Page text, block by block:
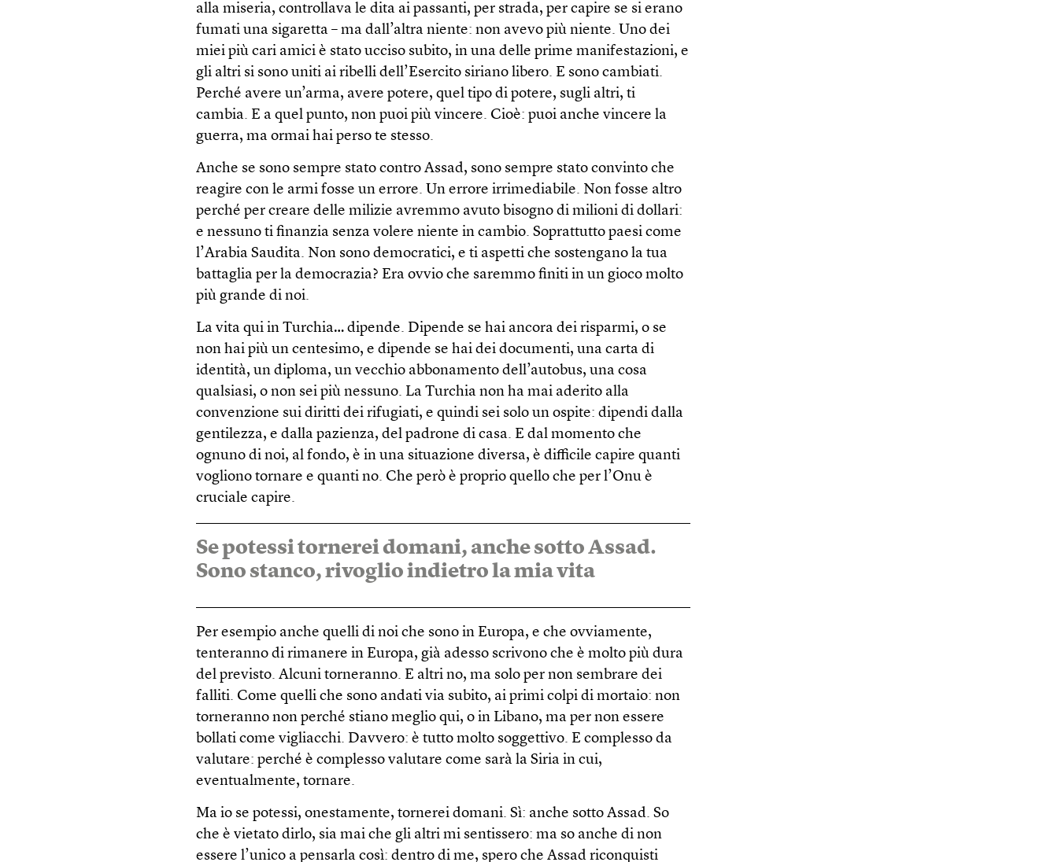
alla miseria, controllava le dita ai passanti, per strada, per capire se si erano
fumati una sigaretta – ma dall’altra niente: non avevo più niente. Uno dei
miei più cari amici è stato ucciso subito, in una delle prime manifestazioni, e
gli altri si sono uniti ai ribelli dell’Esercito siriano libero. E sono cambiati.
Perché avere un’arma, avere potere, quel tipo di potere, sugli altri, ti
cambia. E a quel punto, non puoi più vincere. Cioè: puoi anche vincere la
guerra, ma ormai hai perso te stesso.
Anche se sono sempre stato contro Assad, sono sempre stato convinto che
reagire con le armi fosse un errore. Un errore irrimediabile. Non fosse altro
perché per creare delle milizie avremmo avuto bisogno di milioni di dollari:
e nessuno ti finanzia senza volere niente in cambio. Soprattutto paesi come
l’Arabia Saudita. Non sono democratici, e ti aspetti che sostengano la tua
battaglia per la democrazia? Era ovvio che saremmo finiti in un gioco molto
più grande di noi.
La vita qui in Turchia… dipende. Dipende se hai ancora dei risparmi, o se
non hai più un centesimo, e dipende se hai dei documenti, una carta di
identità, un diploma, un vecchio abbonamento dell’autobus, una cosa
qualsiasi, o non sei più nessuno. La Turchia non ha mai aderito alla
convenzione sui diritti dei rifugiati, e quindi sei solo un ospite: dipendi dalla
gentilezza, e dalla pazienza, del padrone di casa. E dal momento che
ognuno di noi, al fondo, è in una situazione diversa, è difficile capire quanti
vogliono tornare e quanti no. Che però è proprio quello che per l’Onu è
cruciale capire.
Se potessi tornerei domani, anche sotto Assad.
Sono stanco, rivoglio indietro la mia vita
Per esempio anche quelli di noi che sono in Europa, e che ovviamente,
tenteranno di rimanere in Europa, già adesso scrivono che è molto più dura
del previsto. Alcuni torneranno. E altri no, ma solo per non sembrare dei
falliti. Come quelli che sono andati via subito, ai primi colpi di mortaio: non
torneranno non perché stiano meglio qui, o in Libano, ma per non essere
bollati come vigliacchi. Davvero: è tutto molto soggettivo. E complesso da
valutare: perché è complesso valutare come sarà la Siria in cui,
eventualmente, tornare.
Ma io se potessi, onestamente, tornerei domani. Sì: anche sotto Assad. So
che è vietato dirlo, sia mai che gli altri mi sentissero: ma so anche di non
essere l’unico a pensarla così: dentro di me, spero che Assad riconquisti